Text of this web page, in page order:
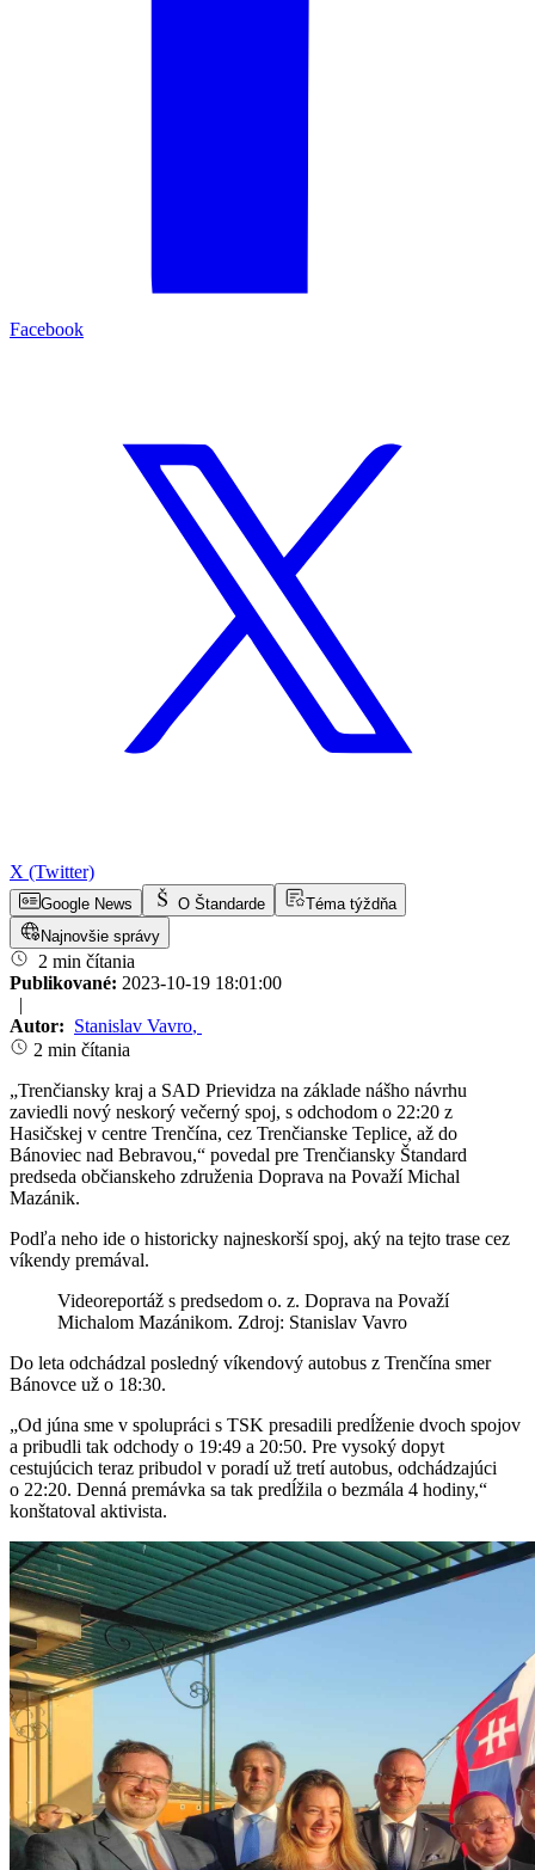
Facebook
X (Twitter)
Google News O Štandarde
Téma týždňa
Najnovšie správy
2 min čítania
Publikované: 2023-10-19 18:01:00
|
Autor: Stanislav Vavro,
2 min čítania
„Trenčiansky kraj a SAD Prievidza na základe nášho návrhu
zaviedli nový neskorý večerný spoj, s odchodom o 22:20 z
Hasičskej v centre Trenčína, cez Trenčianske Teplice, až do
Bánoviec nad Bebravou,“ povedal pre Trenčiansky Štandard
predseda občianskeho združenia Doprava na Považí Michal
Mazánik.
Podľa neho ide o historicky najneskorší spoj, aký na tejto trase cez
víkendy premával.
Videoreportáž s predsedom o. z. Doprava na Považí
Michalom Mazánikom. Zdroj: Stanislav Vavro
Do leta odchádzal posledný víkendový autobus z Trenčína smer
Bánovce už o 18:30.
„Od júna sme v spolupráci s TSK presadili predĺženie dvoch spojov
a pribudli tak odchody o 19:49 a 20:50. Pre vysoký dopyt
cestujúcich teraz pribudol v poradí už tretí autobus, odchádzajúci
o 22:20. Denná premávka sa tak predĺžila o bezmála 4 hodiny,“
konštatoval aktivista.